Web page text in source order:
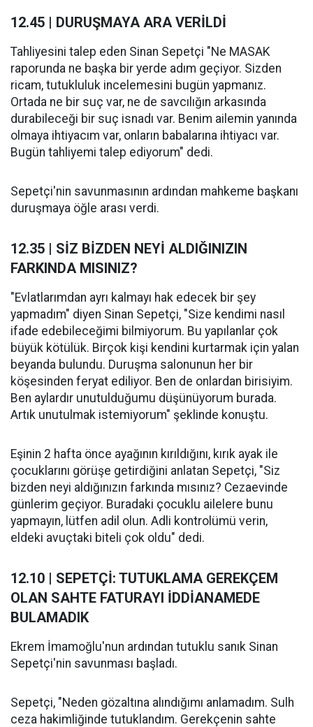
12.45 | DURUŞMAYA ARA VERİLDİ
Tahliyesini talep eden Sinan Sepetçi "Ne MASAK
raporunda ne başka bir yerde adım geçiyor. Sizden
ricam, tutukluluk incelemesini bugün yapmanız.
Ortada ne bir suç var, ne de savcılığın arkasında
durabileceği bir suç isnadı var. Benim ailemin yanında
olmaya ihtiyacım var, onların babalarına ihtiyacı var.
Bugün tahliyemi talep ediyorum" dedi.
Sepetçi'nin savunmasının ardından mahkeme başkanı
duruşmaya öğle arası verdi.
12.35 | SİZ BİZDEN NEYİ ALDIĞINIZIN
FARKINDA MISINIZ?
"Evlatlarımdan ayrı kalmayı hak edecek bir şey
yapmadım" diyen Sinan Sepetçi, "Size kendimi nasıl
ifade edebileceğimi bilmiyorum. Bu yapılanlar çok
büyük kötülük. Birçok kişi kendini kurtarmak için yalan
beyanda bulundu. Duruşma salonunun her bir
köşesinden feryat ediliyor. Ben de onlardan birisiyim.
Ben aylardır unutulduğumu düşünüyorum burada.
Artık unutulmak istemiyorum" şeklinde konuştu.
Eşinin 2 hafta önce ayağının kırıldığını, kırık ayak ile
çocuklarını görüşe getirdiğini anlatan Sepetçi, "Siz
bizden neyi aldığınızın farkında mısınız? Cezaevinde
günlerim geçiyor. Buradaki çocuklu ailelere bunu
yapmayın, lütfen adil olun. Adli kontrolümü verin,
eldeki avuçtaki biteli çok oldu" dedi.
12.10 | SEPETÇİ: TUTUKLAMA GEREKÇEM
OLAN SAHTE FATURAYI İDDİANAMEDE
BULAMADIK
Ekrem İmamoğlu'nun ardından tutuklu sanık Sinan
Sepetçi'nin savunması başladı.
Sepetçi, "Neden gözaltına alındığımı anlamadım. Sulh
ceza hakimliğinde tutuklandım. Gerekçenin sahte